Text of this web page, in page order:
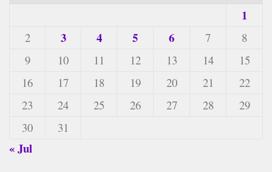
1
2 3 4 5 6 7
8
9
10 11 12 13 14
15
16
17 18 19 20 21
22
23
24 25 26 27 28
29
30
31
« Jul